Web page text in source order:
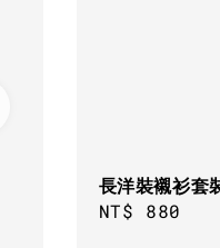
長洋裝襯衫
Regular
NT$ 880